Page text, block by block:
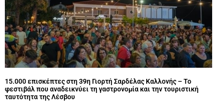
15.000 επισκέπτες στη 39η Γιορτή Σαρδέλας Καλλονής – Το
φεστιβάλ που αναδεικνύει τη γαστρονομία και την τουριστική
ταυτότητα της Λέσβου